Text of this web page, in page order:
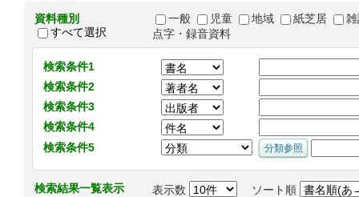
資料種別
すべて選択
一般 児童 地域 紙芝居
点字・録音資料
検索条件1
検索条件2
検索条件3
検索条件4
検索条件5
検索結果一覧表示 表示数 ソート順